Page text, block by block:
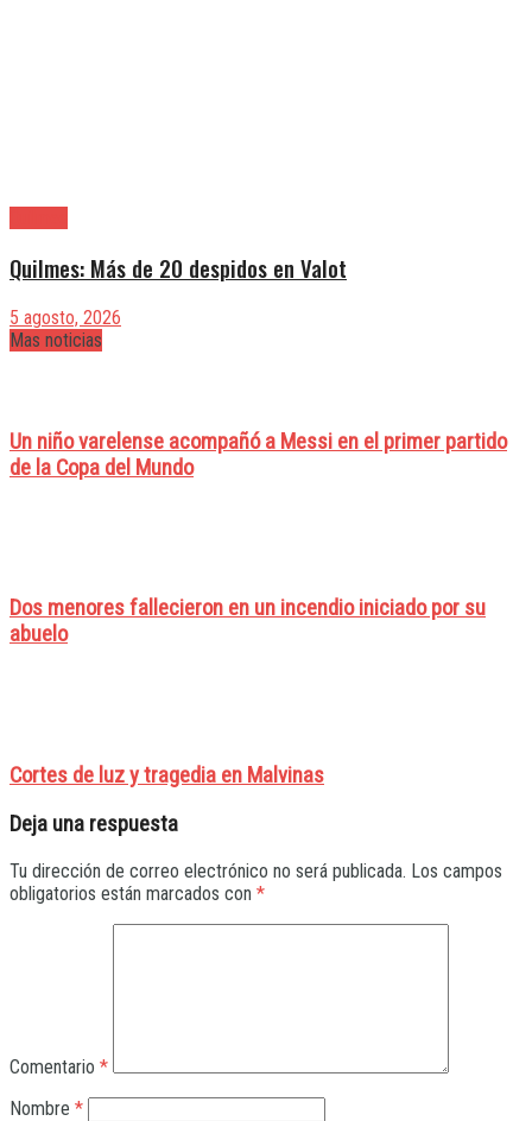
Quilmes: Más de 20 despidos en Valot
5 agosto, 2026
Mas noticias
Un niño varelense acompañó a Messi en el primer partido
de la Copa del Mundo
Dos menores fallecieron en un incendio iniciado por su
abuelo
Cortes de luz y tragedia en Malvinas
Deja una respuesta
Tu dirección de correo electrónico no será publicada. Los campos
obligatorios están marcados con *
Comentario *
Nombre *